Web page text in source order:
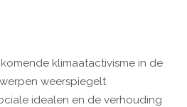
klimaatactivisme in de
weerspiegelt
idealen en de verhouding